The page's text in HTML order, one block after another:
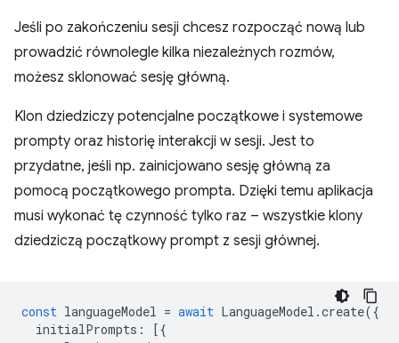
Jeśli po zakończeniu sesji chcesz rozpocząć nową lub
prowadzić równolegle kilka niezależnych rozmów,
możesz sklonować sesję główną.
Klon dziedziczy potencjalne początkowe i systemowe
prompty oraz historię interakcji w sesji. Jest to
przydatne, jeśli np. zainicjowano sesję główną za
pomocą początkowego prompta. Dzięki temu aplikacja
musi wykonać tę czynność tylko raz – wszystkie klony
dziedziczą początkowy prompt z sesji głównej.
const languageModel = await LanguageModel .create({
initialPrompts :
[{